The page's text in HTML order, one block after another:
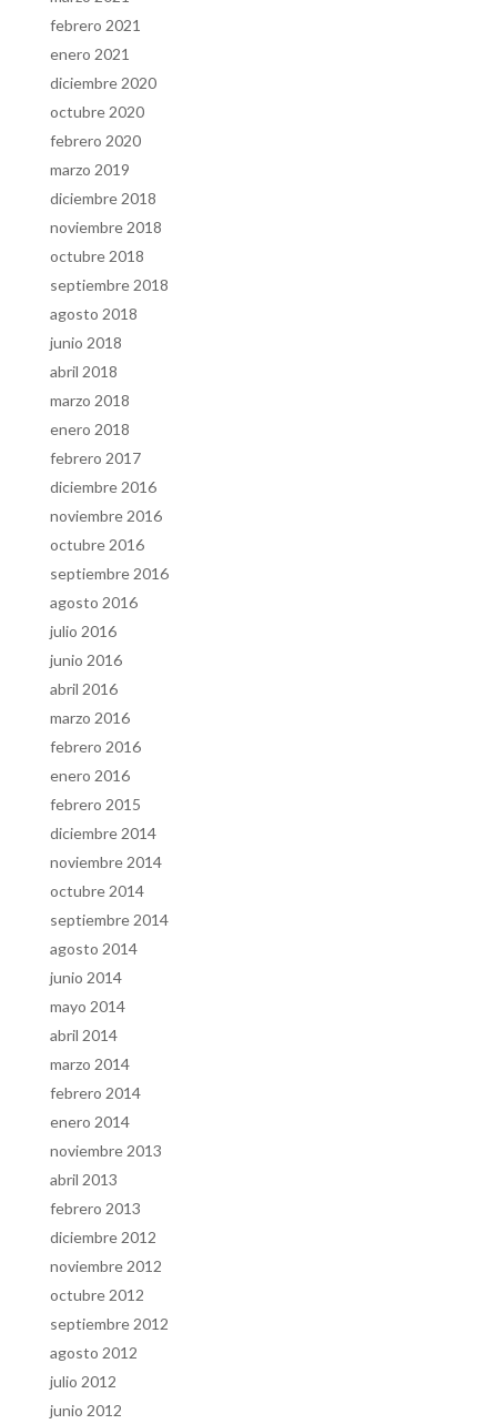
febrero 2021
enero 2021
diciembre 2020
octubre 2020
febrero 2020
marzo 2019
diciembre 2018
noviembre 2018
octubre 2018
septiembre 2018
agosto 2018
junio 2018
abril 2018
marzo 2018
enero 2018
febrero 2017
diciembre 2016
noviembre 2016
octubre 2016
septiembre 2016
agosto 2016
julio 2016
junio 2016
abril 2016
marzo 2016
febrero 2016
enero 2016
febrero 2015
diciembre 2014
noviembre 2014
octubre 2014
septiembre 2014
agosto 2014
junio 2014
mayo 2014
abril 2014
marzo 2014
febrero 2014
enero 2014
noviembre 2013
abril 2013
febrero 2013
diciembre 2012
noviembre 2012
octubre 2012
septiembre 2012
agosto 2012
julio 2012
junio 2012